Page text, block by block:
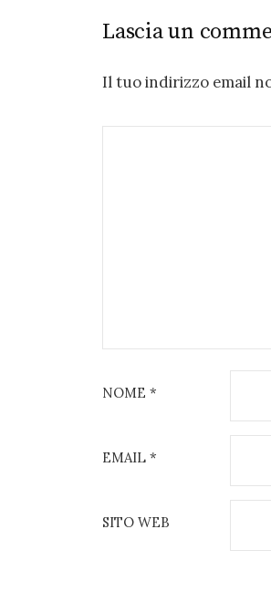
Lascia un
Il tuo indirizzo email
NOME *
EMAIL *
SITO WEB